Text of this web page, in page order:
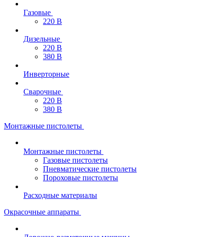
Газовые
220 В
Дизельные
220 В
380 В
Инверторные
Сварочные
220 В
380 В
Монтажные пистолеты
Монтажные пистолеты
Газовые пистолеты
Пневматические пистолеты
Пороховые пистолеты
Расходные материалы
Окрасочные аппараты